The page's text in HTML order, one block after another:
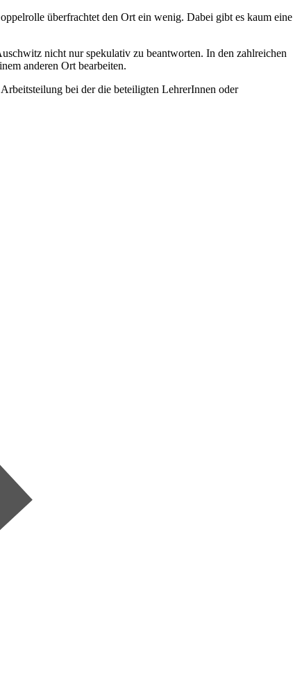
überfrachtet den Ort ein wenig. Dabei gibt es kaum eine
nicht nur spekulativ zu beantworten. In den zahlreichen
anderen Ort bearbeiten.
bei der die beteiligten LehrerInnen oder